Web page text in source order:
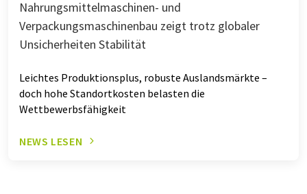
Nahrungsmittelmaschinen- und
Verpackungsmaschinenbau zeigt trotz globaler
Unsicherheiten Stabilität
Leichtes Produktionsplus, robuste Auslandsmärkte –
doch hohe Standortkosten belasten die
Wettbewerbsfähigkeit
NEWS LESEN